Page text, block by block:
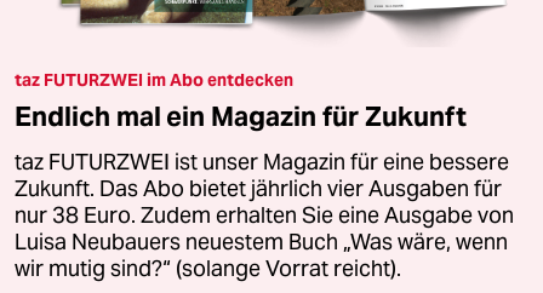
taz FUTURZWEI im Abo entdecken
Endlich mal ein Magazin für Zukunft
taz FUTURZWEI ist unser Magazin für eine bessere
Zukunft. Das Abo bietet jährlich vier Ausgaben für
nur 38 Euro. Zudem erhalten Sie eine Ausgabe von
Luisa Neubauers neuestem Buch „Was wäre, wenn
wir mutig sind?“ (solange Vorrat reicht).